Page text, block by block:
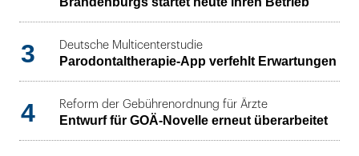
3 Deutsche Multicenterstudie
Parodontaltherapie-App verfehlt Erwartungen
4 Reform der Gebührenordnung für Ärzte
Entwurf für GOÄ-Novelle erneut überarbeitet